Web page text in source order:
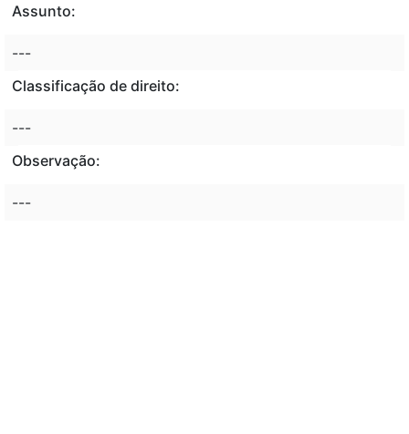
Assunto:
---
Classificação de direito:
---
Observação:
---